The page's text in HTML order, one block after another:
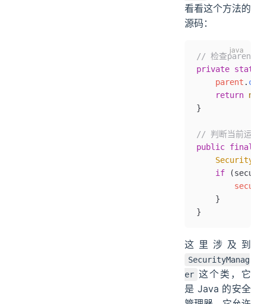
看看这个方法的
源码：
// 检查parent
private static
    parent
.
    return
}
// 判断当前运行
public final
    if
    }
}
这里涉及到
SecurityManag
er 这个类，它
是 Java 的安全